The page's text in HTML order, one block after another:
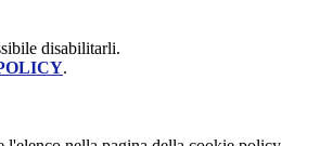
disabilitarli.
.